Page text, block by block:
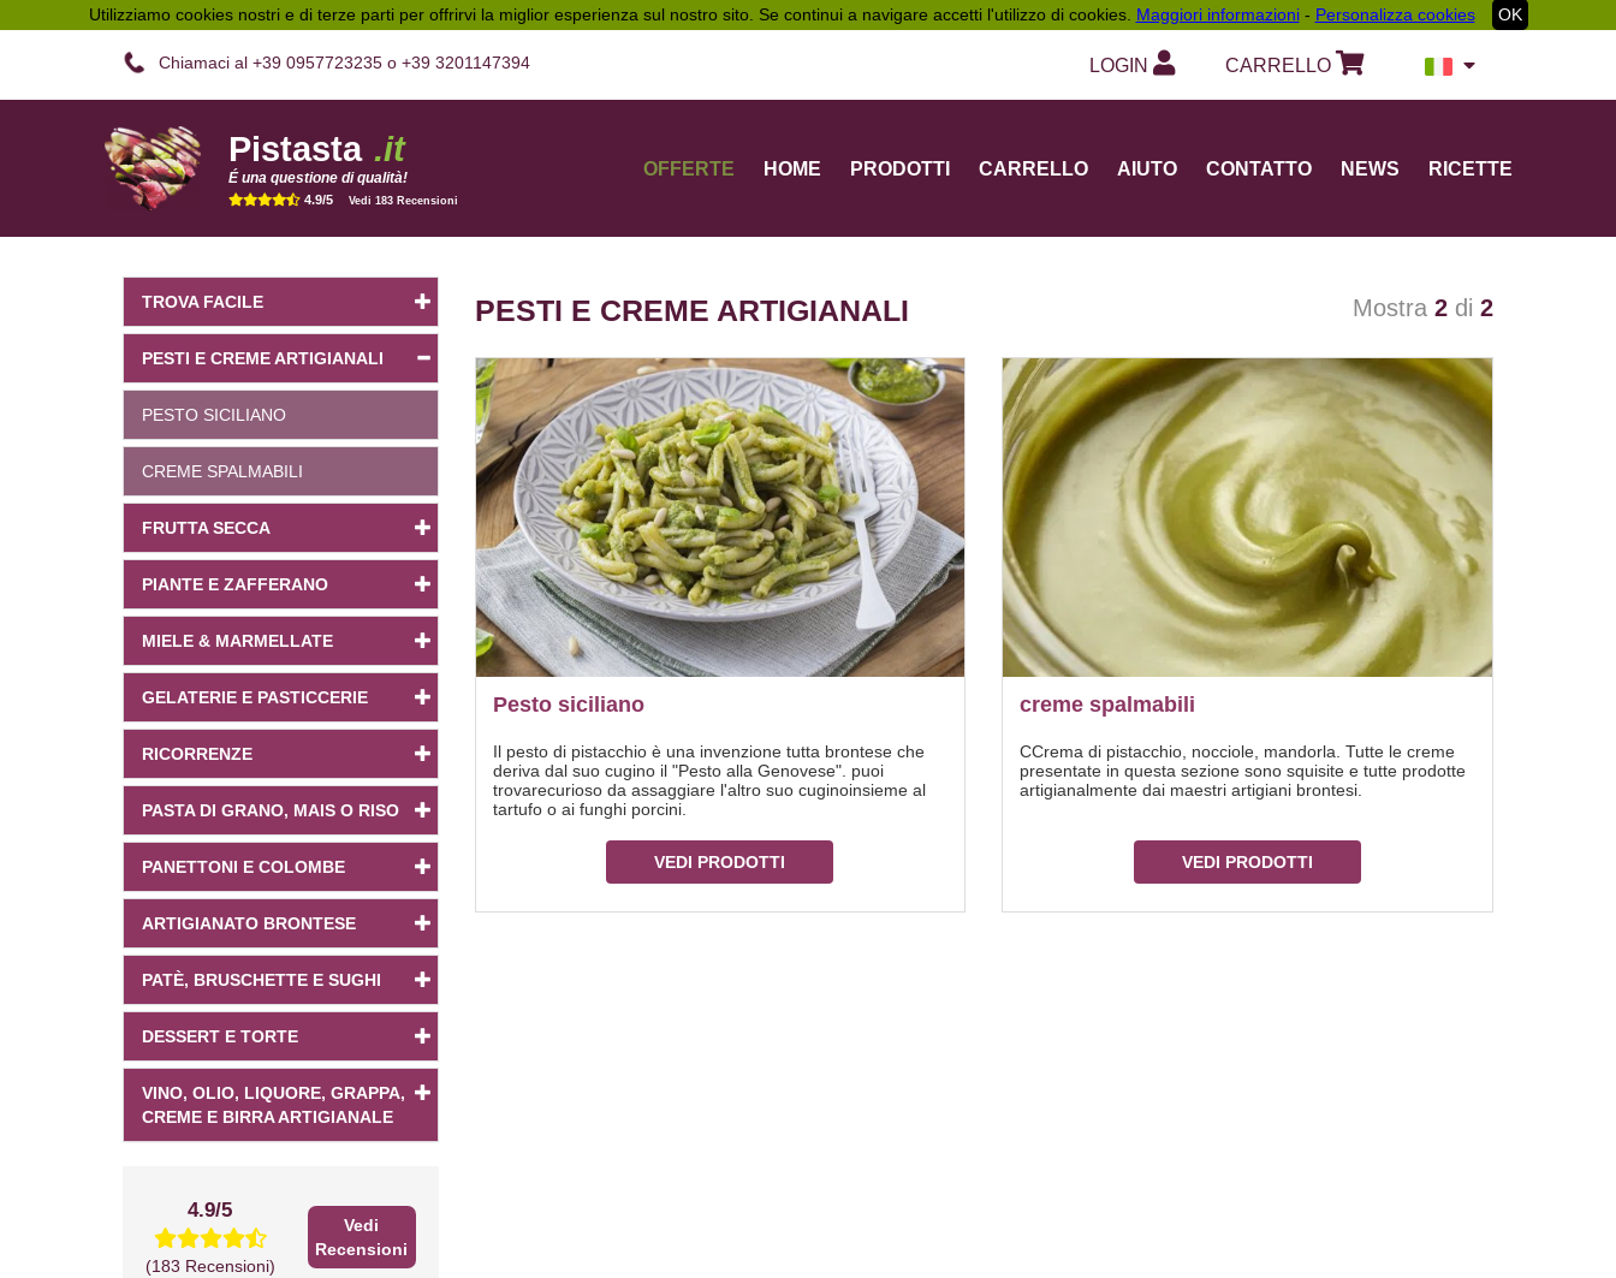
Utilizziamo cookies nostri e di terze parti per offrirvi la miglior esperienza sul nostro sito. Se continui a navigare accetti l'utilizzo di cookies. Maggiori informazioni- Personalizza cookies OK
Chiamaci al +39 0957723235 o +39 3201147394 LOGIN CARRELLO
Pistasta .it
É una questione di qualità!
4.9/5
Vedi 183 Recensioni
OFFERTE HOME PRODOTTI CARRELLO AIUTO CONTATTO NEWS RICETTE
TROVA FACILE
PESTI E CREME ARTIGIANALI
PESTO SICILIANO
CREME SPALMABILI
FRUTTA SECCA
PIANTE E ZAFFERANO
MIELE & MARMELLATE
GELATERIE E PASTICCERIE
RICORRENZE
PASTA DI GRANO, MAIS O RISO
PANETTONI E COLOMBE
ARTIGIANATO BRONTESE
PATÈ, BRUSCHETTE E SUGHI
DESSERT E TORTE
VINO, OLIO, LIQUORE, GRAPPA,
CREME E BIRRA ARTIGIANALE
4.9/5
(183 Recensioni)
Vedi
Recensioni
PESTI E CREME ARTIGIANALI Mostra 2 di 2
Pesto siciliano
Il pesto di pistacchio è una invenzione tutta brontese che
deriva dal suo cugino il "Pesto alla Genovese". puoi
trovarecurioso da assaggiare l'altro suo cuginoinsieme al
tartufo o ai funghi porcini.
VEDI PRODOTTI
creme spalmabili
CCrema di pistacchio, nocciole, mandorla. Tutte le creme
presentate in questa sezione sono squisite e tutte prodotte
artigianalmente dai maestri artigiani brontesi.
VEDI PRODOTTI